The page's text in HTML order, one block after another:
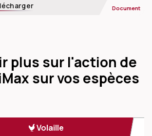
Document
plus sur l'action de
sur vos espèces
Volaille